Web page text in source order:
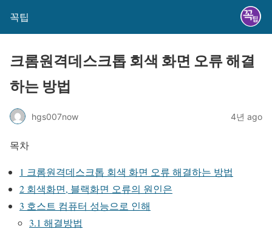
꼭팁
크롬원격데스크톱 회색 화면 오류 해결
하는 방법
hgs007now 4년 ago
목차
1 크롬원격데스크톱 회색 화면 오류 해결하는 방법
2 회색화면, 블랙화면 오류의 원인은
3 호스트 컴퓨터 성능으로 인해
3.1 해결방법